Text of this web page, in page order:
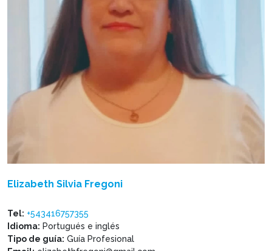
Elizabeth Silvia Fregoni
Tel: +543416757355
Idioma: Portugués e inglés
Tipo de guía: Guía Profesional